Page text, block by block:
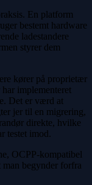
En platform
bestemt hardware
ladestandere
styrer dem
kører på proprietær
implementeret
Det er værd at
jer til en migrering,
direkte, hvilke
testet imod.
OCPP-kompatibel
begynder forfra